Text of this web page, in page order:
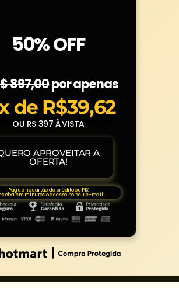
50% OFF
897,00por apenas
de R$39,62
OU R$ 397 À VISTA
APROVEITAR A
OFERTA!
Pague no cartão de crédito ou PIX
em minutos o acesso no seu e-mail .